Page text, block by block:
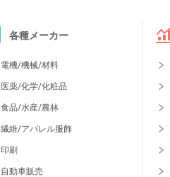
各種メーカー
電機/機械/材料
医薬/化学/化粧品
食品/水産/農林
繊維/アパレル服飾
印刷
自動車販売